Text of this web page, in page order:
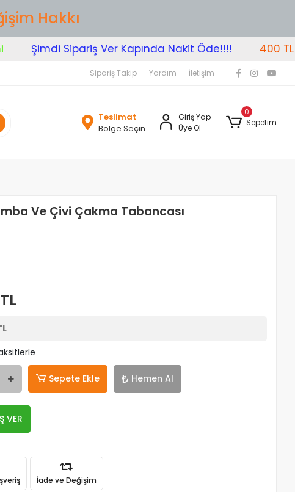
Hakkı
Şimdi Sipariş Ver Kapında Nakit Öde!!!! 400 TL
Sipariş Takip Yardım İletişim
Teslimat
Bölge Seçin
Giriş Yap
Üye Ol
0
Sepetim
Ve Çivi Çakma Tabancası
Sepete Ekle Hemen Al
VER
İade ve Değişim